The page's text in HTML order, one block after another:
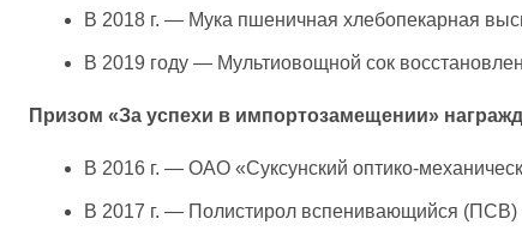
В 2018 г. — Мука пшеничная хлебопекарная
В 2019 году — Мультиовощной сок
Призом «За успехи в импортозамещении»
В 2016 г. — ОАО «Суксунский оптико-
В 2017 г. — Полистирол вспенивающийся